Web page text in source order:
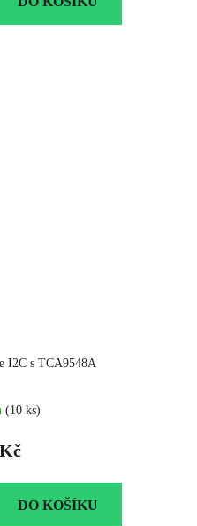
I2C s TCA9548A
(10 ks)
DO KOŠÍKU